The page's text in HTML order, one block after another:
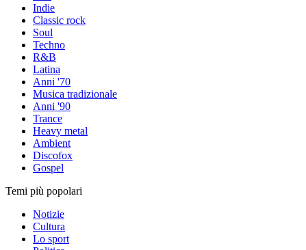
Indie
Classic rock
Soul
Techno
R&B
Latina
Anni '70
Musica tradizionale
Anni '90
Trance
Heavy metal
Ambient
Discofox
Gospel
Temi più popolari
Notizie
Cultura
Lo sport